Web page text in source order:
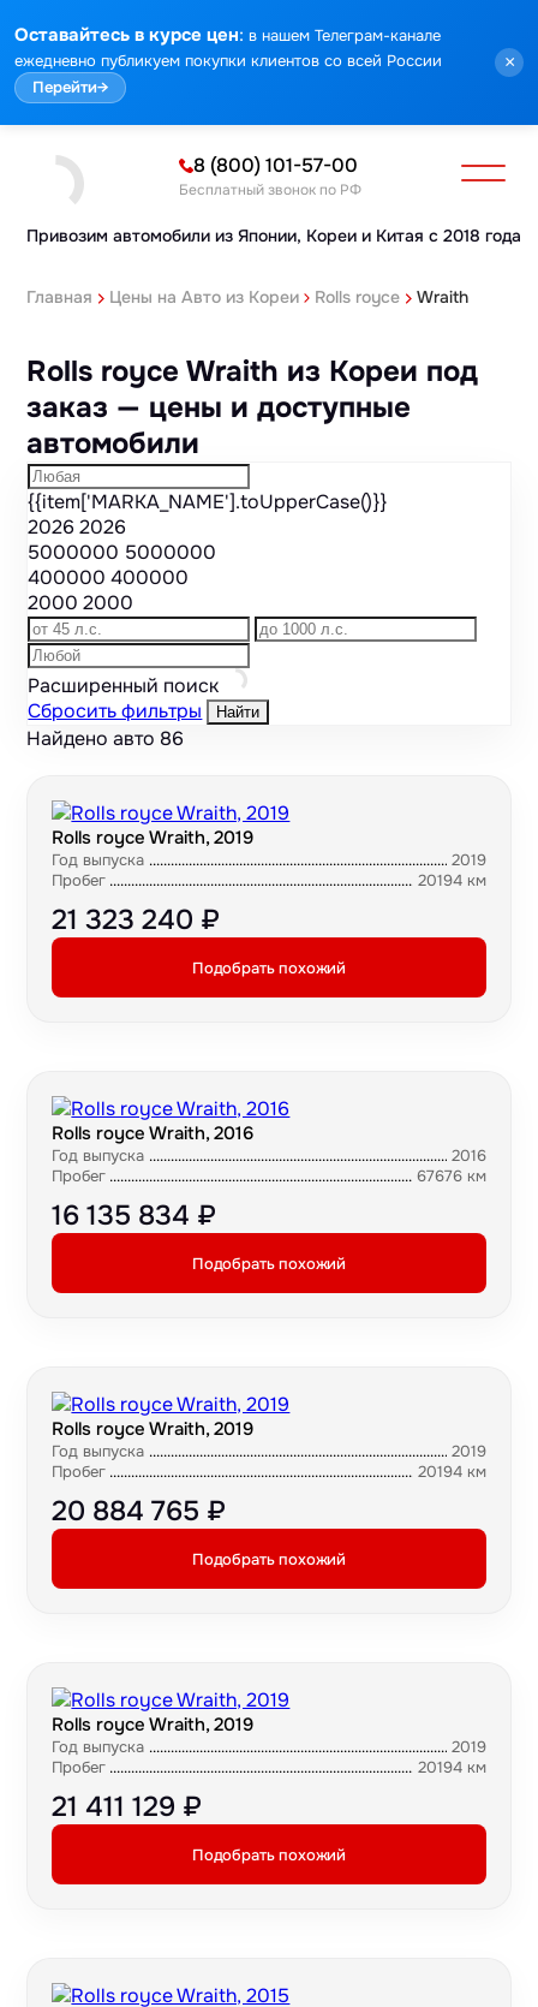
Оставайтесь в курсе цен: в нашем Телеграм-канале
ежедневно публикуем покупки клиентов со всей России
Перейти→
×
Привозим автомобили из Японии, Кореи и Китая с 2018 года
8 (800) 101-57-00
Бесплатный звонок по РФ
Главная Цены на Авто из Кореи Rolls royce Wraith
Rolls royce Wraith из Кореи под
заказ — цены и доступные
автомобили
{{item['MARKA_NAME'].toUpperCase()}}
20262026
5000000 5000000
400000400000
20002000
Расширенный поиск
Сбросить фильтры
Найти
Найдено авто 86
Rolls royce Wraith, 2019
Год выпуска
2019
Пробег
20194 км
21 323 240 ₽
Подобрать похожий
Rolls royce Wraith, 2016
Год выпуска
2016
Пробег
67676 км
16 135 834 ₽
Подобрать похожий
Rolls royce Wraith, 2019
Год выпуска
2019
Пробег
20194 км
20 884 765 ₽
Подобрать похожий
Rolls royce Wraith, 2019
Год выпуска
2019
Пробег
20194 км
21 411 129 ₽
Подобрать похожий